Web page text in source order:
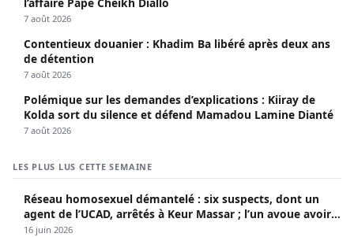
7 août 2026
Contentieux douanier : Khadim Ba libéré après deux ans
de détention
7 août 2026
Polémique sur les demandes d’explications : Kiiray de
Kolda sort du silence et défend Mamadou Lamine Dianté
7 août 2026
LES PLUS LUS CETTE SEMAINE
Réseau homosexuel démantelé : six suspects, dont un
agent de l’UCAD, arrêtés à Keur Massar ; l’un avoue avoir
propagé le VIH depuis 2018
16 juin 2026